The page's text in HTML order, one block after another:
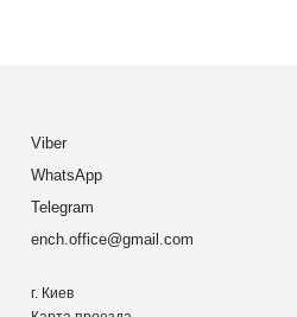
Viber
WhatsApp
Telegram
ench.office@gmail.com
г. Киев